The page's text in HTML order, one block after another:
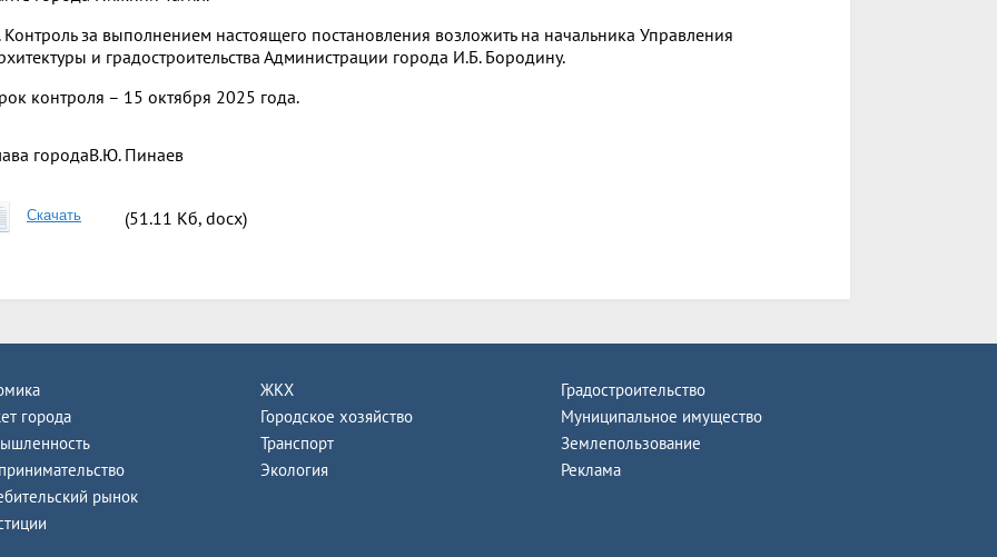
Контроль за выполнением настоящего постановления возложить на начальника Управления
и градостроительства Администрации города И.Б. Бородину.
контроля – 15 октября 2025 года.
городаВ.Ю. Пинаев
Скачать (51.11 Кб, docx)
города
рынок
ЖКХ
Городское хозяйство
Транспорт
Экология
Градостроительство
Муниципальное имущество
Землепользование
Реклама